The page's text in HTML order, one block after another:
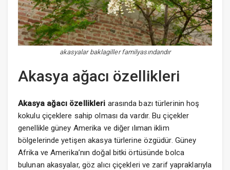
akasyalar baklagiller familyasındandır
Akasya ağacı özellikleri
Akasya ağacı özellikleri arasında bazı türlerinin hoş
kokulu çiçeklere sahip olması da vardır. Bu çiçekler
genellikle güney Amerika ve diğer ılıman iklim
bölgelerinde yetişen akasya türlerine özgüdür. Güney
Afrika ve Amerika’nın doğal bitki örtüsünde bolca
bulunan akasyalar, göz alıcı çiçekleri ve zarif yapraklarıyla